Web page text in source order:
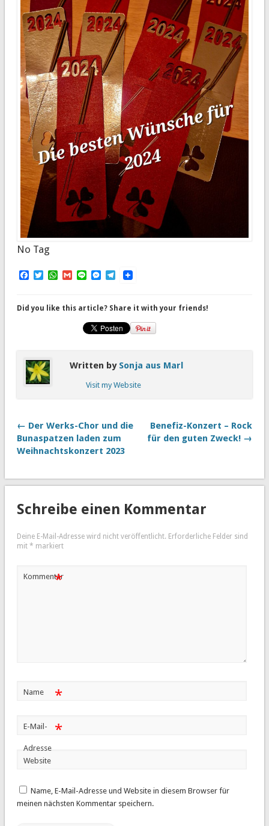
No Tag
Facebook
TwitterWhatsApp
Gmail
LineMessenger
Telegram
Did you like this article? Share it with your friends!
Written by Sonja aus Marl
Visit my Website
← Der Werks-Chor und die
Bunaspatzen laden zum
Weihnachtskonzert 2023
Benefiz-Konzert – Rock
für den guten Zweck! →
Schreibe einen Kommentar
Deine E-Mail-Adresse wird nicht veröffentlicht. Erforderliche Felder sind
mit * markiert
Kommentar
*
Name *
E-Mail-
Adresse
*
Website
Name, E-Mail-Adresse und Website in diesem Browser für
meinen nächsten Kommentar speichern.